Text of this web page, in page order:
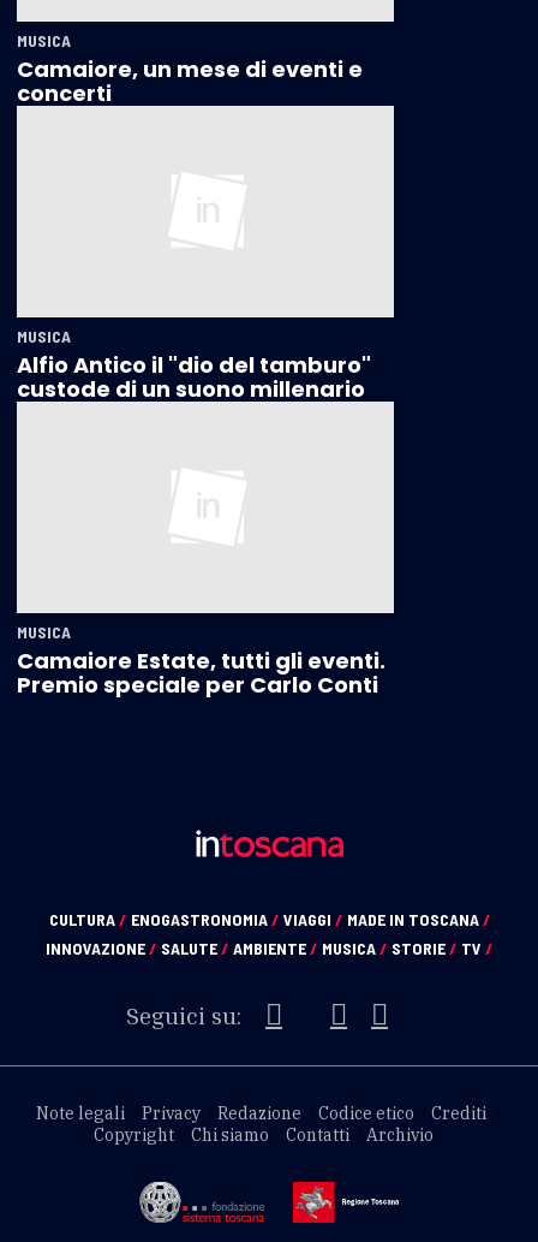
MUSICA
Camaiore, un mese di eventi e
concerti
MUSICA
Alfio Antico il "dio del tamburo"
custode di un suono millenario
MUSICA
Camaiore Estate, tutti gli eventi.
Premio speciale per Carlo Conti
CULTURA/ ENOGASTRONOMIA/ VIAGGI / MADE IN TOSCANA/
INNOVAZIONE/ SALUTE/ AMBIENTE/ MUSICA/ STORIE/ TV /
Seguici su:
Note legali Privacy Redazione Codice etico
Crediti
Copyright
Chi siamo Contatti Archivio